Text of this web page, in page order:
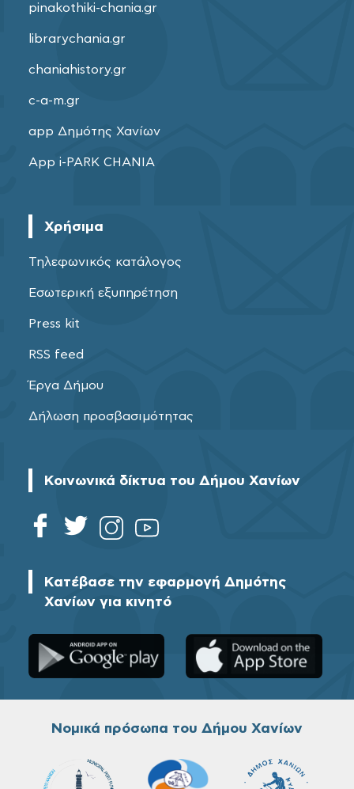
pinakothiki-chania.gr
librarychania.gr
chaniahistory.gr
c-a-m.gr
app Δημότης Χανίων
App i-PARK CHANIA
Χρήσιμα
Τηλεφωνικός κατάλογος
Εσωτερική εξυπηρέτηση
Press kit
RSS feed
Έργα Δήμου
Δήλωση προσβασιμότητας
Κοινωνικά δίκτυα του Δήμου Χανίων
Κατέβασε την εφαρμογή Δημότης
Χανίων για κινητό
Νομικά πρόσωπα του Δήμου Χανίων